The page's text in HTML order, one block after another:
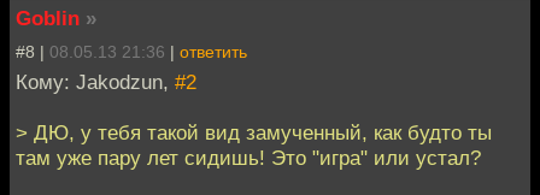
Goblin »
#8 | 08.05.13 21:36 | ответить
Кому: Jakodzun, #2
> ДЮ, у тебя такой вид замученный, как будто ты
там уже пару лет сидишь! Это "игра" или устал?